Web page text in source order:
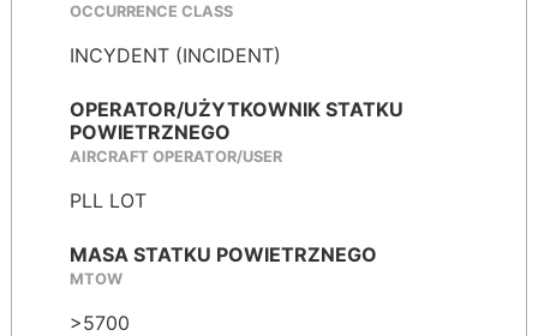
OCCURRENCE CLASS
INCYDENT (INCIDENT)
OPERATOR/UŻYTKOWNIK STATKU
POWIETRZNEGO
AIRCRAFT OPERATOR/USER
PLL LOT
MASA STATKU POWIETRZNEGO
MTOW
>5700